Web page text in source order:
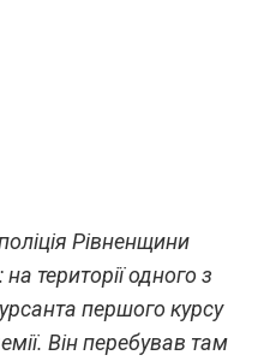
Рівненщини
території одного з
першого курсу
Він перебував там